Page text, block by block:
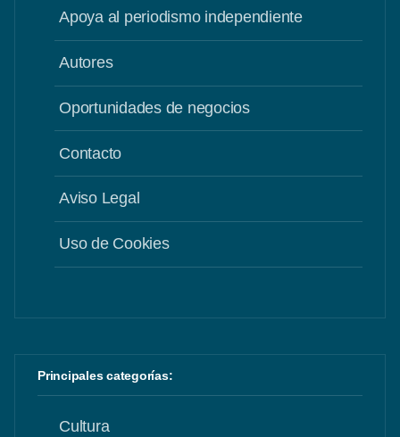
Apoya al periodismo independiente
Autores
Oportunidades de negocios
Contacto
Aviso Legal
Uso de Cookies
Principales categorías:
Cultura